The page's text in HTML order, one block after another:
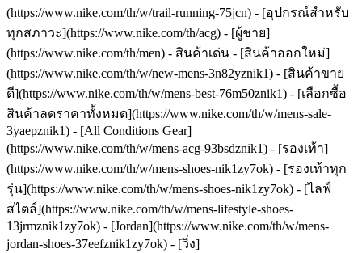
(https://www.nike.com/th/w/trail-running-75jcn) - [อุปกรณ์สำหรับ
ทุกสภาวะ](https://www.nike.com/th/acg) - [ผู้ชาย]
(https://www.nike.com/th/men) - สินค้าเด่น - [สินค้าออกใหม่]
(https://www.nike.com/th/w/new-mens-3n82yznik1) - [สินค้าขาย
ดี](https://www.nike.com/th/w/mens-best-76m50znik1) - [เลือกซื้อ
สินค้าลดราคาทั้งหมด](https://www.nike.com/th/w/mens-sale-
3yaepznik1) - [All Conditions Gear]
(https://www.nike.com/th/w/mens-acg-93bsdznik1) - [รองเท้า]
(https://www.nike.com/th/w/mens-shoes-nik1zy7ok) - [รองเท้าทุก
รุ่น](https://www.nike.com/th/w/mens-shoes-nik1zy7ok) - [ไลฟ์
สไตล์](https://www.nike.com/th/w/mens-lifestyle-shoes-
13jrmznik1zy7ok) - [Jordan](https://www.nike.com/th/w/mens-
jordan-shoes-37eefznik1zy7ok) - [วิ่ง]